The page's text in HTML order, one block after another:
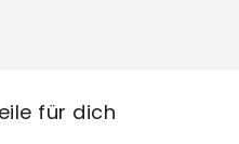
für dich